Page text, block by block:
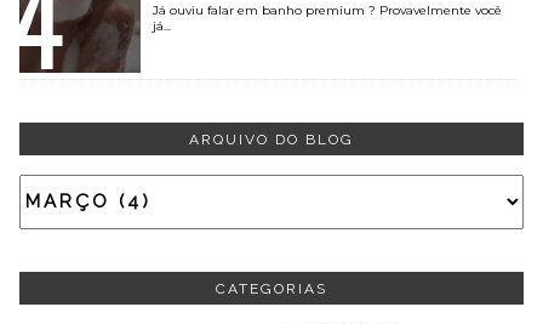
Já ouviu falar em banho premium ? Provavelmente você
já...
ARQUIVO DO BLOG
CATEGORIAS